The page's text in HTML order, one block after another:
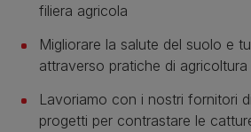
filiera agricola
Migliorare la salute del suolo e
attraverso pratiche di agricoltura
Lavoriamo con i nostri fornitori
progetti per contrastare le